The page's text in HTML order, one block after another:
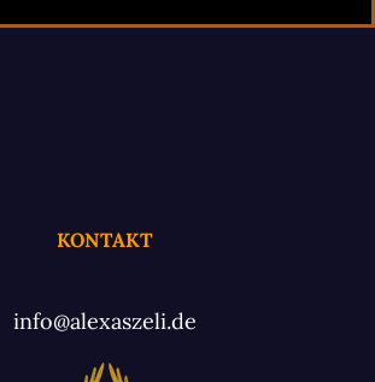
KONTAKT
info@alexaszeli.de